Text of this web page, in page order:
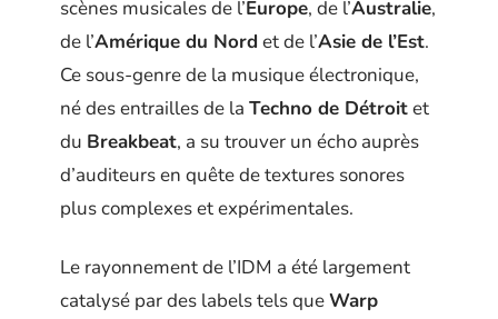
scènes musicales de l’Europe, de l’Australie,
de l’Amérique du Nord et de l’Asie de l’Est.
Ce sous-genre de la musique électronique,
né des entrailles de la Techno de Détroitet
du Breakbeat, a su trouver un écho auprès
d’auditeurs en quête de textures sonores
plus complexes et expérimentales.
Le rayonnement de l’IDM a été largement
catalysé par des labels tels queWarp